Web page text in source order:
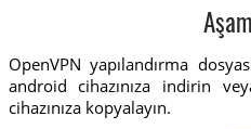
OpenVPN yapılandırma
android cihazınıza indirin
cihazınıza kopyalayın.